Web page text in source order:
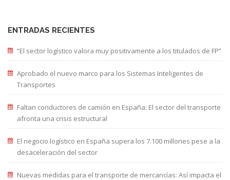
ENTRADAS RECIENTES
“El sector logístico valora muy positivamente a los titulados de FP”
Aprobado el nuevo marco para los Sistemas Inteligentes de
Transportes
Faltan conductores de camión en España: El sector del transporte
afronta una crisis estructural
El negocio logístico en España supera los 7.100 millones pese a la
desaceleración del sector
Nuevas medidas para el transporte de mercancías: Así impacta el